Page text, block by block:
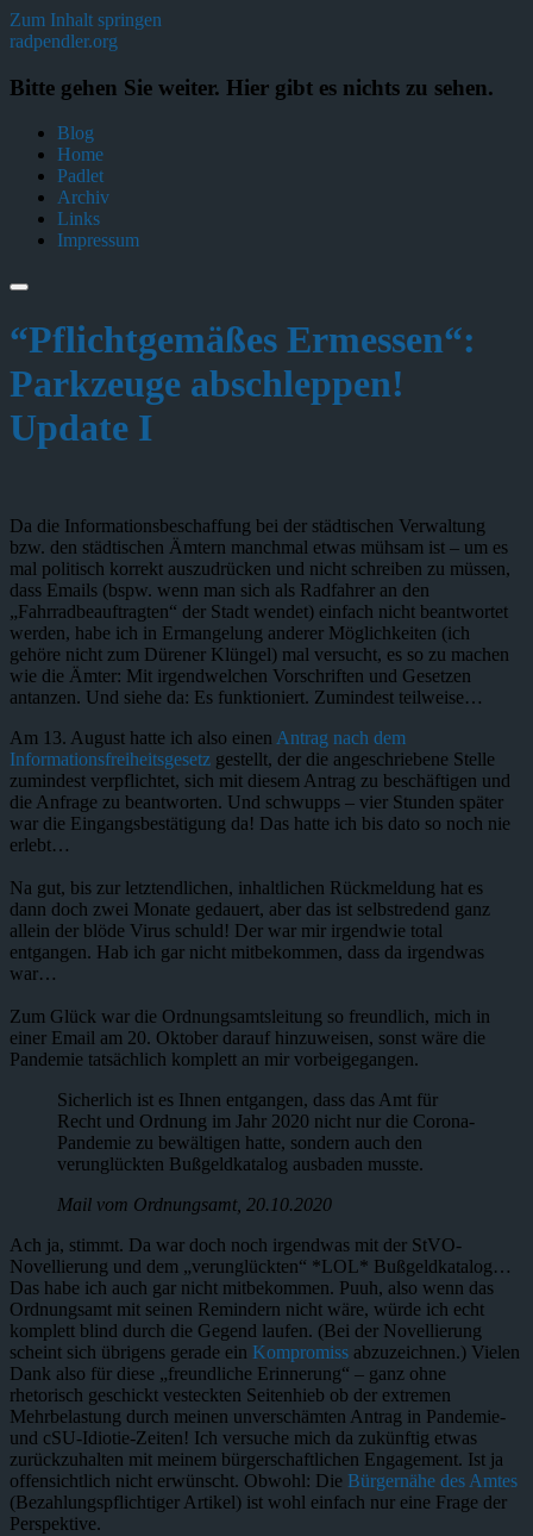
Zum Inhalt springen
radpendler.org
Bitte gehen Sie weiter. Hier gibt es nichts zu sehen.
Blog
Home
Padlet
Archiv
Links
Impressum
“Pflichtgemäßes Ermessen“:
Parkzeuge abschleppen!
Update I
Da die Informationsbeschaffung bei der städtischen Verwaltung
bzw. den städtischen Ämtern manchmal etwas mühsam ist – um es
mal politisch korrekt auszudrücken und nicht schreiben zu müssen,
dass Emails (bspw. wenn man sich als Radfahrer an den
„Fahrradbeauftragten“ der Stadt wendet) einfach nicht beantwortet
werden, habe ich in Ermangelung anderer Möglichkeiten (ich
gehöre nicht zum Dürener Klüngel) mal versucht, es so zu machen
wie die Ämter: Mit irgendwelchen Vorschriften und Gesetzen
antanzen. Und siehe da: Es funktioniert. Zumindest teilweise…
Am 13. August hatte ich also einen Antrag nach dem
Informationsfreiheitsgesetz gestellt, der die angeschriebene Stelle
zumindest verpflichtet, sich mit diesem Antrag zu beschäftigen und
die Anfrage zu beantworten. Und schwupps – vier Stunden später
war die Eingangsbestätigung da! Das hatte ich bis dato so noch nie
erlebt…
Na gut, bis zur letztendlichen, inhaltlichen Rückmeldung hat es
dann doch zwei Monate gedauert, aber das ist selbstredend ganz
allein der blöde Virus schuld! Der war mir irgendwie total
entgangen. Hab ich gar nicht mitbekommen, dass da irgendwas
war…
Zum Glück war die Ordnungsamtsleitung so freundlich, mich in
einer Email am 20. Oktober darauf hinzuweisen, sonst wäre die
Pandemie tatsächlich komplett an mir vorbeigegangen.
Sicherlich ist es Ihnen entgangen, dass das Amt für
Recht und Ordnung im Jahr 2020 nicht nur die Corona-
Pandemie zu bewältigen hatte, sondern auch den
verunglückten Bußgeldkatalog ausbaden musste.
Mail vom Ordnungsamt, 20.10.2020
Ach ja, stimmt. Da war doch noch irgendwas mit der StVO-
Novellierung und dem „verunglückten“ *LOL* Bußgeldkatalog…
Das habe ich auch gar nicht mitbekommen. Puuh, also wenn das
Ordnungsamt mit seinen Remindern nicht wäre, würde ich echt
komplett blind durch die Gegend laufen. (Bei der Novellierung
scheint sich übrigens gerade ein Kompromiss abzuzeichnen.) Vielen
Dank also für diese „freundliche Erinnerung“ – ganz ohne
rhetorisch geschickt vesteckten Seitenhieb ob der extremen
Mehrbelastung durch meinen unverschämten Antrag in Pandemie-
und cSU-Idiotie-Zeiten! Ich versuche mich da zukünftig etwas
zurückzuhalten mit meinem bürgerschaftlichen Engagement. Ist ja
offensichtlich nicht erwünscht. Obwohl: Die Bürgernähe des Amtes
(Bezahlungspflichtiger Artikel) ist wohl einfach nur eine Frage der
Perspektive.